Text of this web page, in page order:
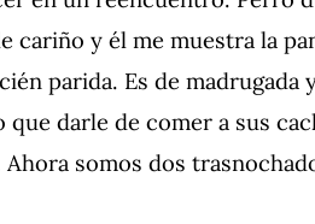
cariño y él me muestra la
parida. Es de madrugada
que darle de comer a sus
Ahora somos dos